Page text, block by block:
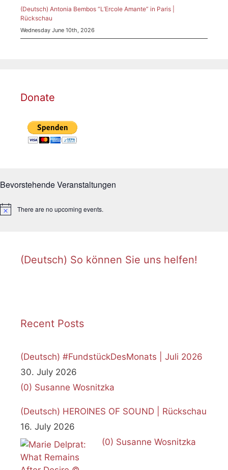
(Deutsch) Antonia Bembos “L’Ercole Amante” in Paris |
Rückschau
Wednesday June 10th, 2026
Donate
Bevorstehende Veranstaltungen
N
There are no upcoming events.
(Deutsch) So können Sie uns helfen!
Recent Posts
(Deutsch) #FundstückDesMonats | Juli 2026
30. July 2026
(0) Susanne Wosnitzka
(Deutsch) HEROINES OF SOUND | Rückschau
16. July 2026
(0) Susanne Wosnitzka